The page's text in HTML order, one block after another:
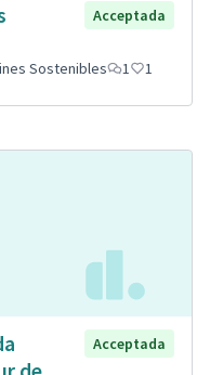
Acceptada
Sostenibles 1 1
Acceptada